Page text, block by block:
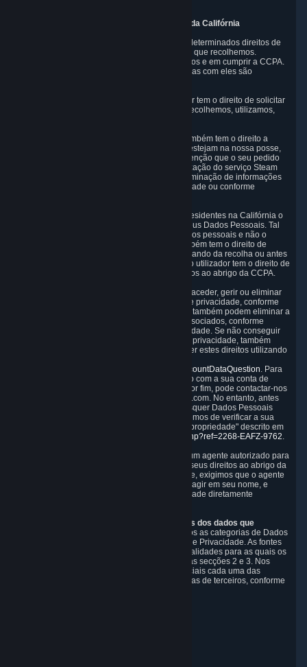
10. Informações adicionais para utilizadores da Califórnia
A CCPA concede aos residentes na Califórnia determinados direitos de
privacidade relativamente aos Dados Pessoais que recolhemos.
Estamos empenhados em respeitar estes direitos e em cumprir a CCPA.
Estes direitos e as práticas da Valve relacionadas com eles são
Ao abrigo da CCPA, o utilizador tem o direito de solicitar
que lhe divulguemos os Dados Pessoais que recolhemos, utilizamos,
O utilizador também tem o direito a
solicitar a eliminação de Dados Pessoais que estejam na nossa posse,
sujeito a determinadas exceções. Tenha em atenção que o seu pedido
de eliminação de dados pode afetar a sua utilização do serviço Steam
em alguns casos, e que podemos recusar a eliminação de informações
por motivos definidos nesta Política de Privacidade ou conforme
A CCPA também confere aos residentes na Califórnia o
direito de optar por não permitir a venda dos seus Dados Pessoais. Tal
como descrito na secção 5, não vendemos dados pessoais e não o
fizemos nos últimos 12 meses. O utilizador também tem o direito de
receber um aviso sobre as nossas práticas aquando da recolha ou antes
da recolha dos seus Dados Pessoais. Por fim, o utilizador tem o direito de
não ser discriminado por exercer os seus direitos ao abrigo da CCPA.
O principal meio de aceder, gerir ou eliminar
os seus Dados Pessoais é através do Painel de privacidade, conforme
descrito na secção 6 desta Política. Os clientes também podem eliminar a
respetiva conta Steam e os Dados Pessoais associados, conforme
descrito na secção 6.3 desta Política de Privacidade. Se não conseguir
aceder ou eliminar dados através do Painel de privacidade, também
pode contactar-nos com um pedido para exercer estes direitos utilizando
https://help.steampowered.com/wizard/HelpAccountDataQuestion. Para
verificar a sua identidade, terá de iniciar sessão com a sua conta de
utilizador do Steam para utilizar o formulário. Por fim, pode contactar-nos
com um pedido para questions@valvesoftware.com. No entanto, antes
de fornecermos acesso a ou eliminarmos quaisquer Dados Pessoais
com base num pedido recebido por e-mail, teremos de verificar a sua
identidade utilizando o processo de "Prova de propriedade" descrito em
https://support.steampowered.com/kb_article.php?ref=2268-EAFZ-9762.
Pode designar, por escrito ou por procuração, um agente autorizado para
efetuar pedidos em seu nome para exercer os seus direitos ao abrigo da
CCPA. Antes de aceitar tal pedido de um agente, exigimos que o agente
forneça prova de que o utilizador o autorizou a agir em seu nome, e
poderemos precisar que confirme a sua identidade diretamente
Categorias, fontes, finalidades e destinatários dos dados que
Nos últimos 12 meses, recolhemos as categorias de Dados
Pessoais descritas na secção 3 desta Política de Privacidade. As fontes
das quais recolhemos Dados Pessoais e as finalidades para as quais os
recolhemos e os processamos são descritas nas secções 2 e 3. Nos
últimos 12 meses, divulgámos para fins comerciais cada uma das
categorias de Dados Pessoais com as categorias de terceiros, conforme